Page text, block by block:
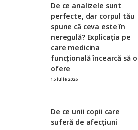
De ce analizele sunt
perfecte, dar corpul tău
spune că ceva este în
neregulă? Explicația pe
care medicina
funcțională încearcă să o
ofere
15 iulie 2026
De ce unii copii care
suferă de afecțiuni